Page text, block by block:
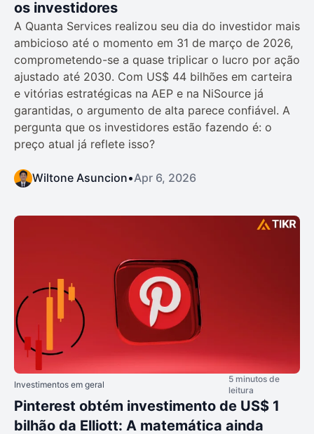
os investidores
A Quanta Services realizou seu dia do investidor mais
ambicioso até o momento em 31 de março de 2026,
comprometendo-se a quase triplicar o lucro por ação
ajustado até 2030. Com US$ 44 bilhões em carteira
e vitórias estratégicas na AEP e na NiSource já
garantidas, o argumento de alta parece confiável. A
pergunta que os investidores estão fazendo é: o
preço atual já reflete isso?
Wiltone Asuncion•Apr 6, 2026
Investimentos em geral
5 minutos de
leitura
Pinterest obtém investimento de US$ 1
bilhão da Elliott: A matemática ainda